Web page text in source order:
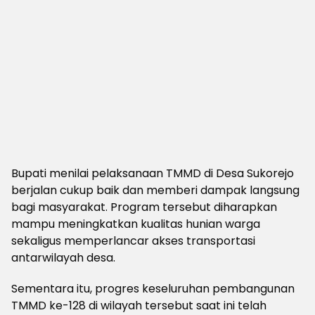
Bupati menilai pelaksanaan TMMD di Desa Sukorejo
berjalan cukup baik dan memberi dampak langsung
bagi masyarakat. Program tersebut diharapkan
mampu meningkatkan kualitas hunian warga
sekaligus memperlancar akses transportasi
antarwilayah desa.
Sementara itu, progres keseluruhan pembangunan
TMMD ke-128 di wilayah tersebut saat ini telah